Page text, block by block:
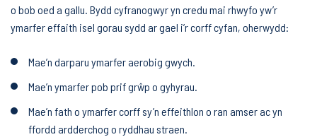
o bob oed a gallu. Bydd cyfranogwyr yn credu mai rhwyfo yw’r
ymarfer effaith isel gorau sydd ar gael i’r corff cyfan, oherwydd:
Mae’n darparu ymarfer aerobig gwych.
Mae’n ymarfer pob prif grŵp o gyhyrau.
Mae’n fath o ymarfer corff sy’n effeithlon o ran amser ac yn
ffordd ardderchog o ryddhau straen.